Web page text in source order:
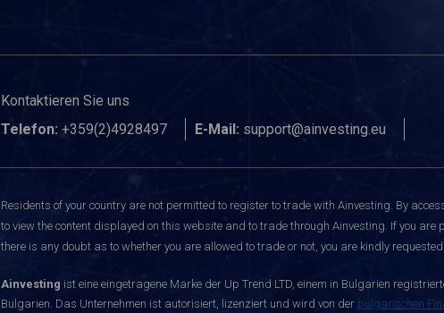
Kontaktieren Sie uns
Telefon: +359(2)4928497 E-Mail: support@ainvesting.eu
Residents of your country are not permitted to register to trade with Ainvesting. By
to view the content displayed on this website and to trade through Ainvesting. If you
there is any doubt as to whether you are allowed to trade or not, you are kindly
Ainvesting ist eine eingetragene Marke der Up Trend LTD, einem in Bulgarien
Bulgarien. Das Unternehmen ist autorisiert, lizenziert und wird von der bulgarischen